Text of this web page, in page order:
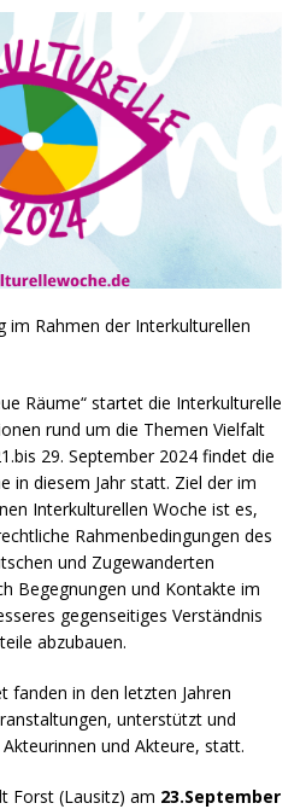
im Rahmen der Interkulturellen
Räume“ startet die Interkulturelle
rund um die Themen Vielfalt
29. September 2024 findet die
in diesem Jahr statt. Ziel der im
Interkulturellen Woche ist es,
Rahmenbedingungen des
und Zugewanderten
Begegnungen und Kontakte im
gegenseitiges Verständnis
abzubauen.
fanden in den letzten Jahren
unterstützt und
und Akteure, statt.
Forst (Lausitz) am 23.September